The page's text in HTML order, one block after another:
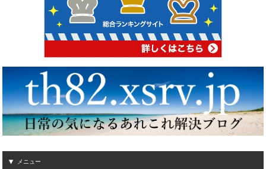
メニュー